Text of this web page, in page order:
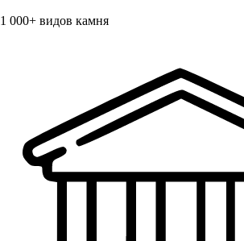
1 000+ видов камня